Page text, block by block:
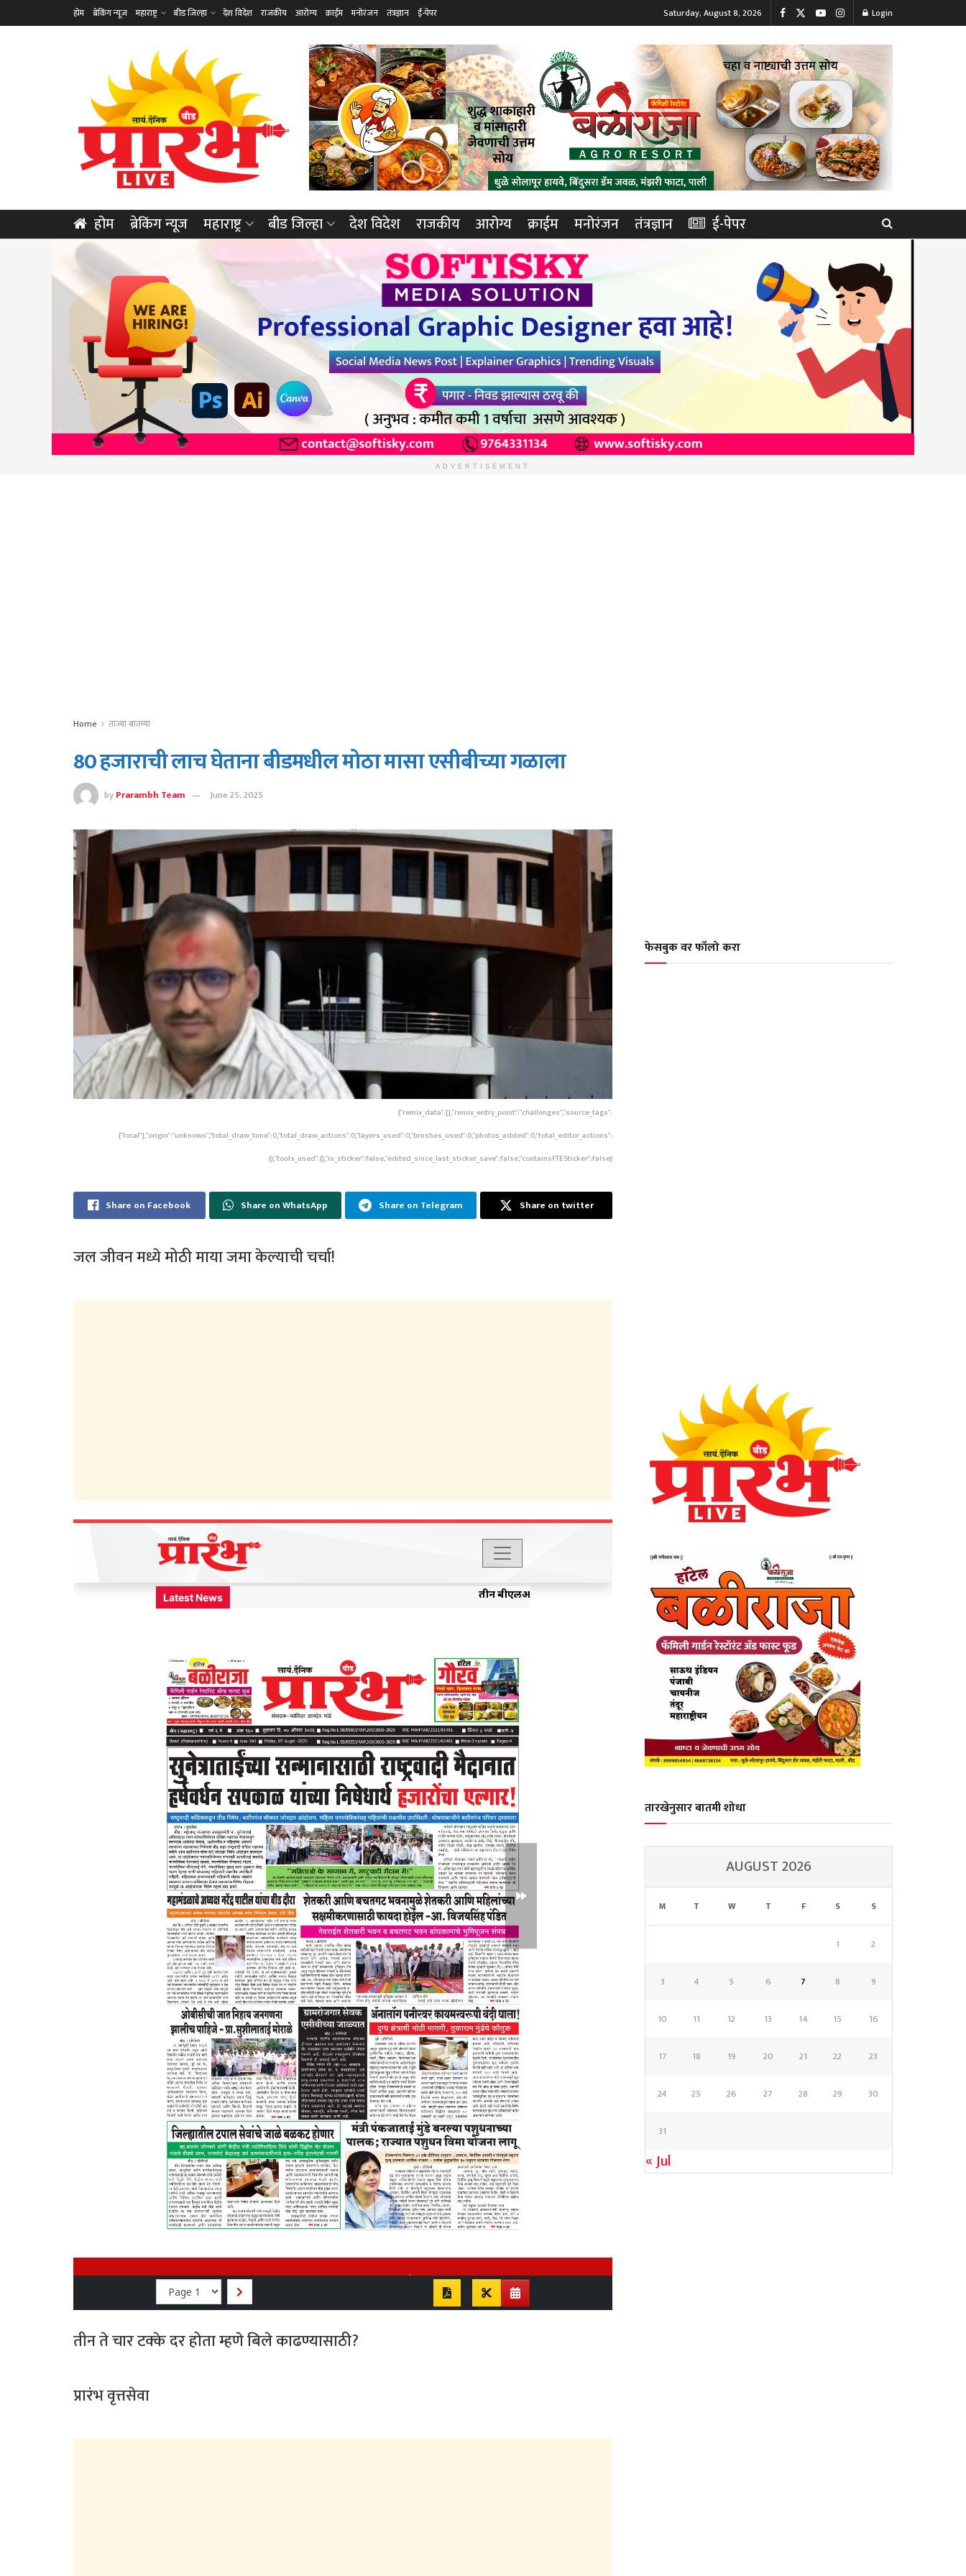
होम ब्रेकिंग न्यूज महाराष्ट्र बीड जिल्हा देश विदेश राजकीय आरोग्य क्राईम मनोरंजन तंत्रज्ञान ई-पेपर Saturday, August 8, 2026 Login
होम ब्रेकिंग न्यूज महाराष्ट्र बीड जिल्हा देश विदेश राजकीय आरोग्य क्राईम मनोरंजन तंत्रज्ञान ई-पेपर
ADVERTISEMENT
Home ताज्या बातम्या
80 हजाराची लाच घेताना बीडमधील मोठा मासा एसीबीच्या गळाला
byPrarambh Team June 25, 2025
{"remix_data":[],"remix_entry_point":"challenges","source_tags":
["local"],"origin":"unknown","total_draw_time":0,"total_draw_actions":0,"layers_used":0,"brushes_used":0,"photos_added":0,"total_editor_actions":
{},"tools_used":{},"is_sticker":false,"edited_since_last_sticker_save":false,"containsFTESticker":false}
Share on Facebook Share on WhatsApp Share on Telegram Share on twitter
जल जीवन मध्ये मोठी माया जमा केल्याची चर्चा!
तीन ते चार टक्के दर होता म्हणे बिले काढण्यासाठी?
प्रारंभ वृत्तसेवा
फेसबुक वर फॉलो करा
तारखेनुसार बातमी शोधा
AUGUST 2026
M T W T F S S
1 2
3 4 5 6 7 8 9
10 11 12 13 14 15 16
17 18 19 20 21 22 23
24 25 26 27 28 29 30
31
« Jul